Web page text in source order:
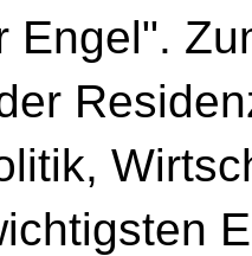
Engel".